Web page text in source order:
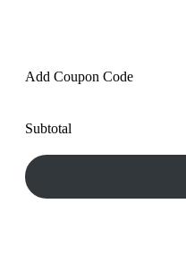
Add Coupon Code
Subtotal